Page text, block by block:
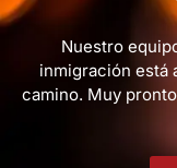
Nuestro
inmigración está
camino. Muy